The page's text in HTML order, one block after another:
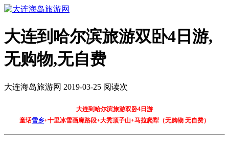
大连到哈尔滨旅游双卧4日游,
无购物,无自费
大连海岛旅游网 2019-03-25 阅读次
大连到哈尔滨旅游双卧4日游
童话雪乡+十里冰雪画廊路段+大秃顶子山+马拉爬犁（无购物 无自费）